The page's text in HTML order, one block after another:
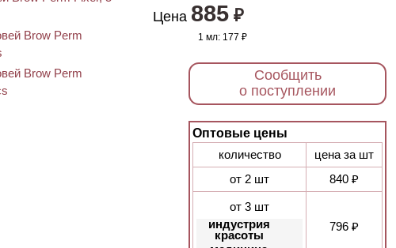
Цена 885 ₽
1 мл: 177 ₽
Сообщить
о поступлении
Оптовые цены
количество
цена за шт
от 2 шт
840 ₽
от 3 шт
индустрия
красоты
796 ₽